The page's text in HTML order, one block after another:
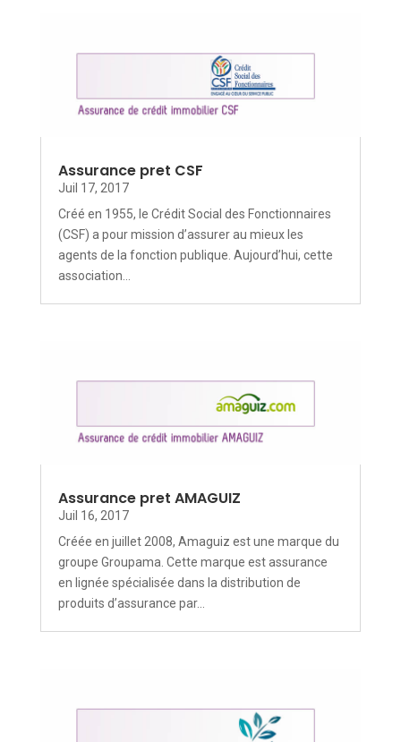
Assurance pret CSF
Juil 17, 2017
Créé en 1955, le Crédit Social des Fonctionnaires
(CSF) a pour mission d’assurer au mieux les
agents de la fonction publique. Aujourd’hui, cette
association...
Assurance pret AMAGUIZ
Juil 16, 2017
Créée en juillet 2008, Amaguiz est une marque du
groupe Groupama. Cette marque est assurance
en lignée spécialisée dans la distribution de
produits d’assurance par...